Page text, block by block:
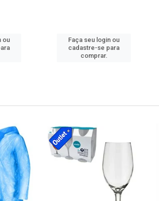
ou
Faça seu login ou
cadastre-se para
comprar.